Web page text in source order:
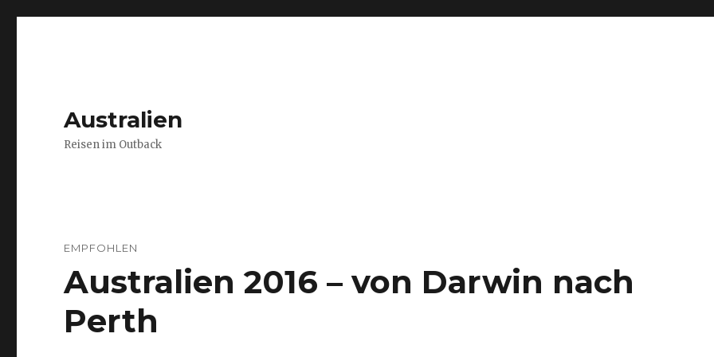
Australien
Reisen im Outback
EMPFOHLEN
Australien 2016 – von Darwin nach
Perth